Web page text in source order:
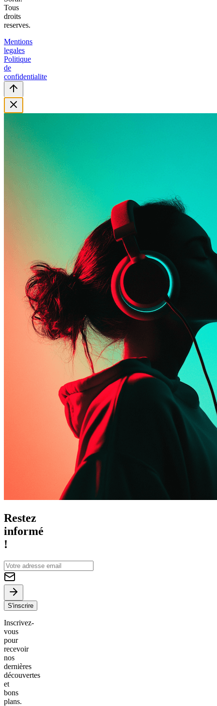
Tous
droits
reserves.
Mentions
legales
Politique
de
confidentialite
Restez
informé
!
S'inscrire
Inscrivez-
vous
pour
recevoir
nos
dernières
découvertes
et
bons
plans.